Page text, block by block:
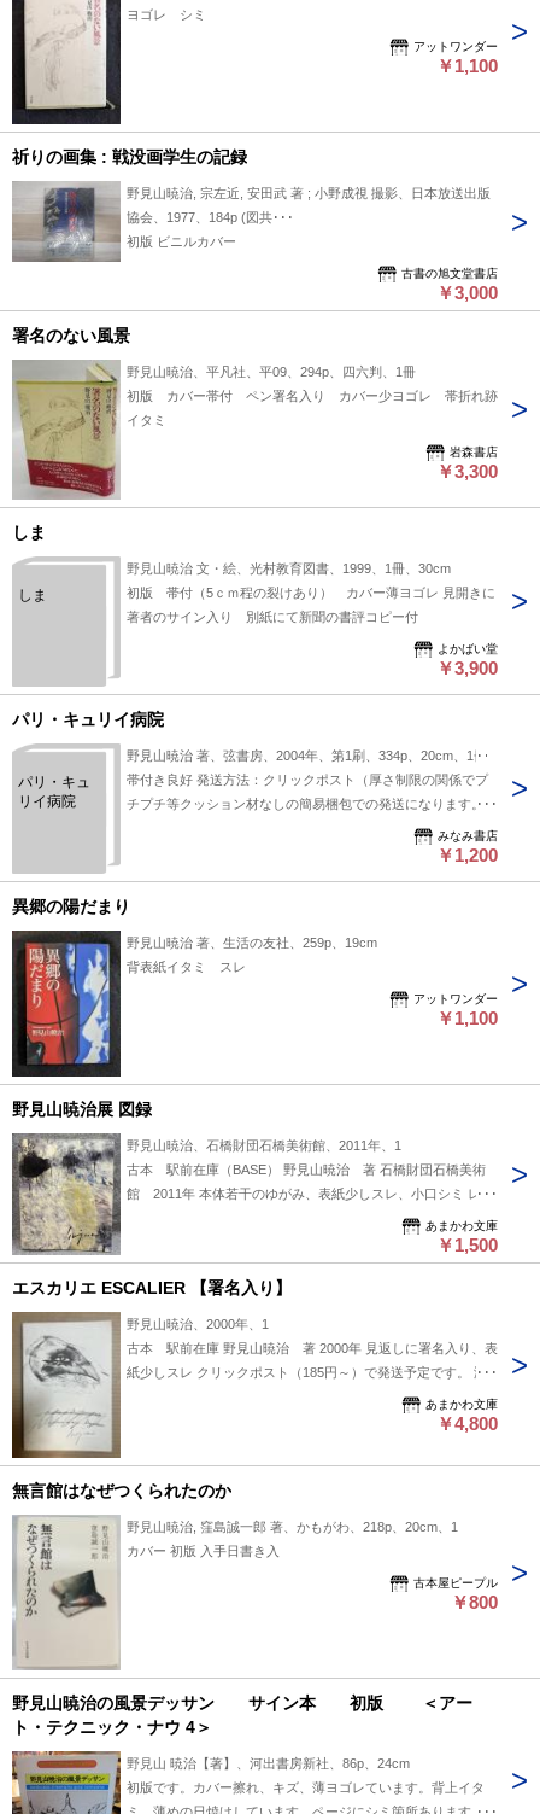
ヨゴレ シミ
アットワンダー
￥1,100
祈りの画集 : 戦没画学生の記録
野見山暁治, 宗左近, 安田武 著 ; 小野成視 撮影、日本放送出版
協会、1977、184p (図共･･･
初版 ビニルカバー
古書の旭文堂書店
￥3,000
署名のない風景
野見山暁治、平凡社、平09、294p、四六判、1冊
初版 カバー帯付 ペン署名入り カバー少ヨゴレ 帯折れ跡
イタミ
岩森書店
￥3,300
しま
しま
野見山暁治 文・絵、光村教育図書、1999、1冊、30cm
初版 帯付（5ｃｍ程の裂けあり） カバー薄ヨゴレ 見開きに
著者のサイン入り 別紙にて新聞の書評コピー付
よかばい堂
￥3,900
パリ・キュリイ病院
パリ・キュ
リイ病院
野見山暁治 著、弦書房、2004年、第1刷、334p、20cm、1冊
帯付き良好 発送方法：クリックポスト（厚さ制限の関係でプ
チプチ等クッション材なしの簡易梱包での発送になります。ク
ッション材使用は、レターパックプラスで対応可。注文時にご
みなみ書店
￥1,200
異郷の陽だまり
野見山暁治 著、生活の友社、259p、19cm
背表紙イタミ スレ
アットワンダー
￥1,100
野見山暁治展 図録
野見山暁治、石橋財団石橋美術館、2011年、1
古本 駅前在庫（BASE） 野見山暁治 著 石橋財団石橋美術
館 2011年 本体若干のゆがみ、表紙少しスレ、小口シミ レタ
ーパックプラス（600円～）で発送予定です。 海外発送の場合
は送料が異なります。 Shipping fees vary for international
shipments. こちらの商品は他販売サイトでも併売しているた
め、品切れの場合があります。 あらかじめご了承ください。
あまかわ文庫
￥1,500
エスカリエ ESCALIER 【署名入り】
野見山暁治、2000年、1
古本 駅前在庫 野見山暁治 著 2000年 見返しに署名入り、表
紙少しスレ クリックポスト（185円～）で発送予定です。 海
外発送の場合は送料が異なります。 Shipping fees vary for
あまかわ文庫
￥4,800
無言館はなぜつくられたのか
野見山暁治, 窪島誠一郎 著、かもがわ、218p、20cm、1
カバー 初版 入手日書き入
古本屋ピープル
￥800
野見山暁治の風景デッサン サイン本 初版 ＜アー
ト・テクニック・ナウ 4＞
野見山 暁治【著】、河出書房新社、86p、24cm
初版です。カバー擦れ、キズ、薄ヨゴレています。背上イタ